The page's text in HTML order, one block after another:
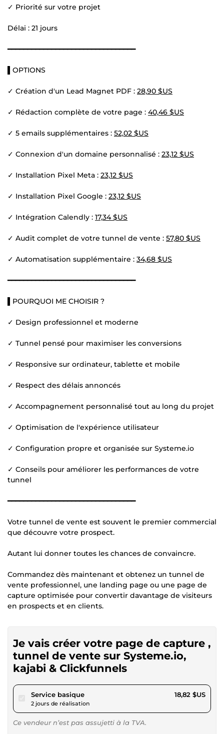
✓ Priorité sur votre projet
Délai : 21 jours
━━━━━━━━━━━━━━━━━━━━━━━━━━━━━━━━
▌OPTIONS
✓ Création d'un Lead Magnet PDF : 28,90 $US
✓ Rédaction complète de votre page : 40,46 $US
✓ 5 emails supplémentaires : 52,02 $US
✓ Connexion d'un domaine personnalisé : 23,12 $US
✓ Installation Pixel Meta : 23,12 $US
✓ Installation Pixel Google : 23,12 $US
✓ Intégration Calendly : 17,34 $US
✓ Audit complet de votre tunnel de vente : 57,80 $US
✓ Automatisation supplémentaire : 34,68 $US
━━━━━━━━━━━━━━━━━━━━━━━━━━━━━━━━
▌POURQUOI ME CHOISIR ?
✓ Design professionnel et moderne
✓ Tunnel pensé pour maximiser les conversions
✓ Responsive sur ordinateur, tablette et mobile
✓ Respect des délais annoncés
✓ Accompagnement personnalisé tout au long du projet
✓ Optimisation de l'expérience utilisateur
✓ Configuration propre et organisée sur Systeme.io
✓ Conseils pour améliorer les performances de votre
tunnel
━━━━━━━━━━━━━━━━━━━━━━━━━━━━━━━━
Votre tunnel de vente est souvent le premier commercial
que découvre votre prospect.
Autant lui donner toutes les chances de convaincre.
Commandez dès maintenant et obtenez un tunnel de
vente professionnel, une landing page ou une page de
capture optimisée pour convertir davantage de visiteurs
en prospects et en clients.
Je vais créer votre page de capture ,
tunnel de vente sur Systeme.io,
kajabi & Clickfunnels
Service basiquepour 17,34 $US
2 jours de réalisation
18,82 $US
Ce vendeur n’est pas assujetti à la TVA.